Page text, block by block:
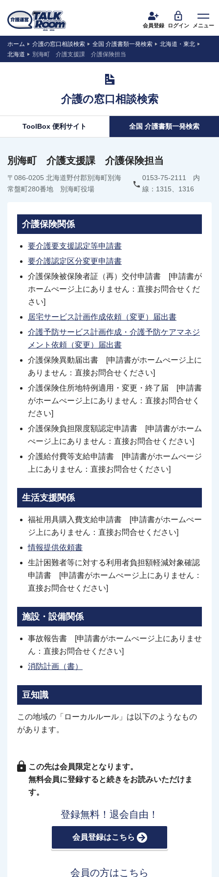
会員登録 ログイン メニュー
ホーム 介護の窓口相談検索 全国 介護書類一発検索
北海道・東北
北海道
別海町 介護支援課 介護保険担当
介護の窓口相談検索
ToolBox 便利サイト 全国 介護書類一発検索
別海町 介護支援課 介護保険担当
〒086-0205 北海道野付郡別海町別海
常盤町280番地 別海町役場
0153-75-2111 内
線：1315、1316
介護保険関係
要介護要支援認定等申請書
要介護認定区分変更申請書
介護保険被保険者証（再）交付申請書 [申請書が
ホームぺージ上にありません：直接お問合せくだ
さい]
居宅サービス計画作成依頼（変更）届出書
介護予防サービス計画作成・介護予防ケアマネジ
メント依頼（変更）届出書
介護保険異動届出書 [申請書がホームぺージ上に
ありません：直接お問合せください]
介護保険住所地特例適用・変更・終了届 [申請書
がホームぺージ上にありません：直接お問合せく
ださい]
介護保険負担限度額認定申請書 [申請書がホーム
ぺージ上にありません：直接お問合せください]
介護給付費等支給申請書 [申請書がホームぺージ
上にありません：直接お問合せください]
生活支援関係
福祉用具購入費支給申請書 [申請書がホームぺー
ジ上にありません：直接お問合せください]
情報提供依頼書
生計困難者等に対する利用者負担額軽減対象確認
申請書 [申請書がホームぺージ上にありません：
直接お問合せください]
施設・設備関係
事故報告書 [申請書がホームぺージ上にありませ
ん：直接お問合せください]
消防計画（書）
豆知識
この地域の「ローカルルール」は以下のようなもの
があります。
この先は会員限定となります。
無料会員に登録すると続きをお読みいただけま
す。
登録無料！退会自由！
会員登録はこちら
会員の方はこちら